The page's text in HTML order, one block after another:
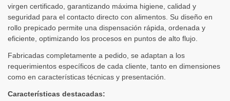
virgen certificado, garantizando máxima higiene, calidad y
seguridad para el contacto directo con alimentos. Su diseño en
rollo prepicado permite una dispensación rápida, ordenada y
eficiente, optimizando los procesos en puntos de alto flujo.
Fabricadas completamente a pedido, se adaptan a los
requerimientos específicos de cada cliente, tanto en dimensiones
como en características técnicas y presentación.
Características destacadas: